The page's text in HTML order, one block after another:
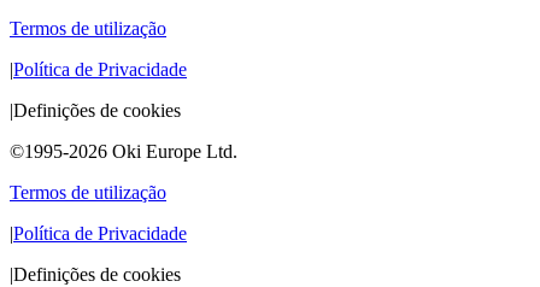
Termos de utilização
|Política de Privacidade
|Definições de cookies
©1995-2026 Oki Europe Ltd.
Termos de utilização
|Política de Privacidade
|Definições de cookies